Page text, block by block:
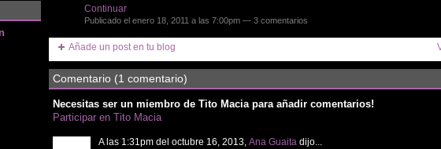
Continuar
Publicado el enero 18, 2011 a las 7:00pm — 3 comentarios
Añade un post en tu blog
Comentario (1 comentario)
Necesitas ser un miembro de Tito Macia para añadir comentarios!
Participar en Tito Macia
A las 1:31pm del octubre 16, 2013, Ana Guaitadijo...